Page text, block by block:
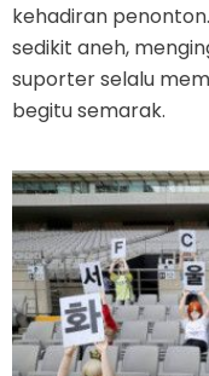
kehadiran
sedikit aneh,
suporter selalu
begitu semarak.